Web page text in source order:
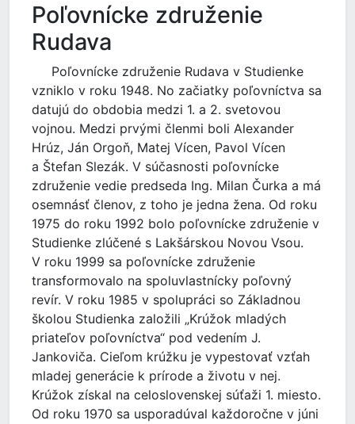
Poľovnícke združenie
Rudava
Poľovnícke združenie Rudava v Studienke
vzniklo v roku 1948. No začiatky poľovníctva sa
datujú do obdobia medzi 1. a 2. svetovou
vojnou. Medzi prvými členmi boli Alexander
Hrúz, Ján Orgoň, Matej Vícen, Pavol Vícen
a Štefan Slezák. V súčasnosti poľovnícke
združenie vedie predseda Ing. Milan Čurka a má
osemnásť členov, z toho je jedna žena. Od roku
1975 do roku 1992 bolo poľovnícke združenie v
Studienke zlúčené s Lakšárskou Novou Vsou.
V roku 1999 sa poľovnícke združenie
transformovalo na spoluvlastnícky poľovný
revír. V roku 1985 v spolupráci so Základnou
školou Studienka založili „Krúžok mladých
priateľov poľovníctva“ pod vedením J.
Jankoviča. Cieľom krúžku je vypestovať vzťah
mladej generácie k prírode a životu v nej.
Krúžok získal na celoslovenskej súťaži 1. miesto.
Od roku 1970 sa usporadúval každoročne v júni